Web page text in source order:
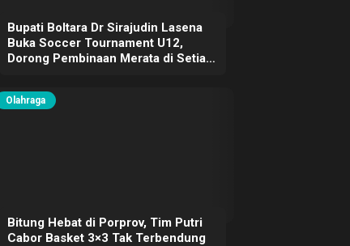
Bupati Boltara Dr Sirajudin Lasena
Buka Soccer Tournament U12,
Dorong Pembinaan Merata di Setiap
Olahraga
Bitung Hebat di Porprov, Tim Putri
Cabor Basket 3×3 Tak Terbendung